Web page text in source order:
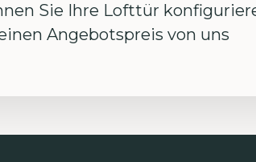
Sie Ihre Lofttür
Angebotspreis von uns